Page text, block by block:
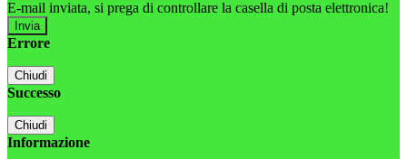
E-mail inviata, si prega di controllare la casella di posta elettronica!
Errore
Chiudi
Successo
Chiudi
Informazione